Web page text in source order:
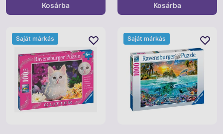
Kosárba Kosárba
Saját márkás Saját márkás